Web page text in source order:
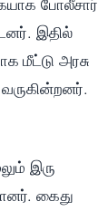
போலீசார்
இதில்
மீட்டு அரசு
இரு
கைது